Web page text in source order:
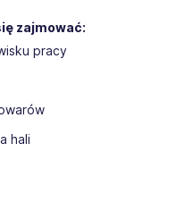
wielu lat naszej
50 000 pracowników
pracowników dla
rodzinnych
jest wpisana pod nr
zajmować:
pracy
hali